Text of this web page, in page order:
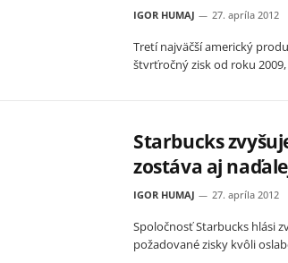
IGOR HUMAJ 27. apríla 2012
Tretí najväčší americký
štvrťročný zisk od roku
Starbucks
zostáva aj
IGOR HUMAJ 27. apríla 2012
Spoločnosť Starbucks hlási
požadované zisky kvôli